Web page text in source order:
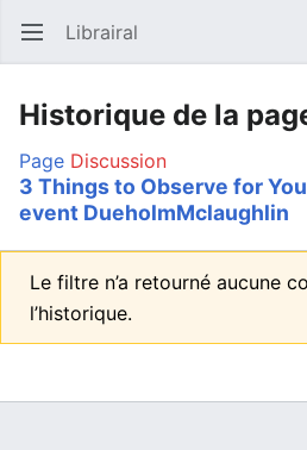
Ouvrir le menu principal Librairal
Historique de la
Page Discussion
3 Things to Observe for
event DueholmMclaughlin
Le filtre n’a retourné aucune
l’historique.